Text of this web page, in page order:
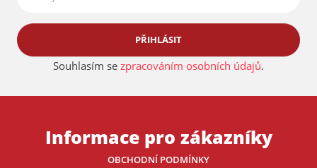
PŘIHLÁSIT
Souhlasím se zpracováním osobních údajů.
Informace pro zákazníky
OBCHODNÍ PODMÍNKY